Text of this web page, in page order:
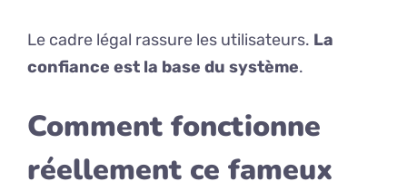
Le cadre légal rassure les utilisateurs. La
confiance est la base du système.
Comment fonctionne
réellement ce fameux